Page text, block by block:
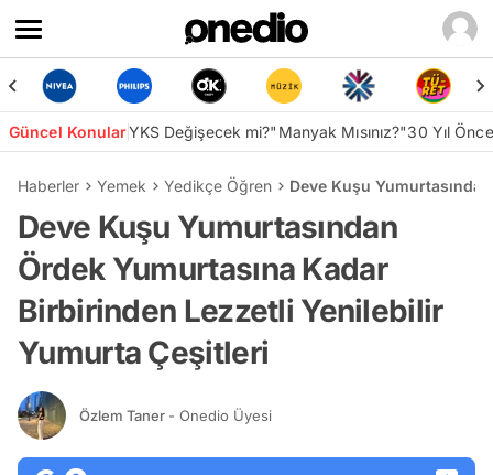
Güncel KonularYKS Değişecek mi?"Manyak Mısınız?"30 Yıl
Haberler Yemek Yedikçe Öğren Deve Kuşu
Deve Kuşu Yumurtasından
Ördek Yumurtasına Kadar
Birbirinden Lezzetli Yenilebilir
Yumurta Çeşitleri
Özlem Taner - Onedio Üyesi